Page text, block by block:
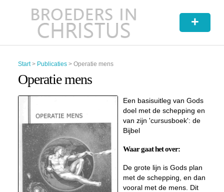
+
Start> Publicaties> Operatie mens
Operatie mens
Een basisuitleg van Gods
doel met de schepping en
van zijn 'cursusboek': de
Bijbel
Waar gaat het over:
De grote lijn is Gods plan
met de schepping, en dan
vooral met de mens. Dit